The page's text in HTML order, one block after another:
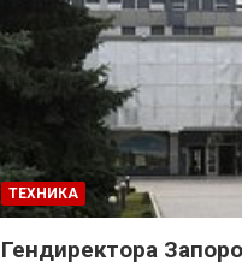
ТЕХНИКА
Гендиректора